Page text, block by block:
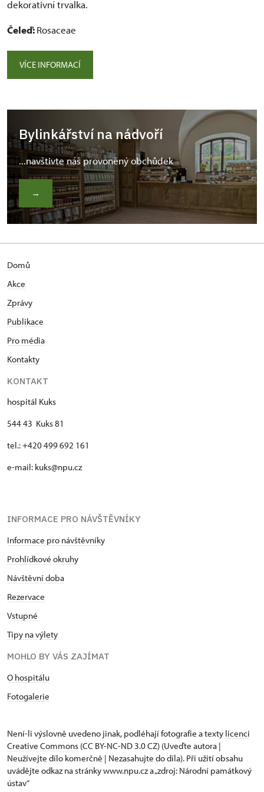
dekorativní trvalka.
Čeleď:Rosaceae
VÍCE INFORMACÍ
Bylinkářství na nádvoří
...navštivte náš provoněný obchůdek
→
Domů
Akce
Zprávy
Publikace
Pro média
Kontakty
KONTAKT
hospitál Kuks
544 43 Kuks 81
tel.: +420 499 692 161
e-mail: kuks@npu.cz
INFORMACE PRO NÁVŠTĚVNÍKY
Informace pro návštěvníky
Prohlídkové okruhy
Návštěvní doba
Rezervace
Vstupné
Tipy na výlety
MOHLO BY VÁS ZAJÍMAT
O hospitálu
Fotogalerie
Není-li výslovně uvedeno jinak, podléhají fotografie a texty licenci
Creative Commons (CC BY-NC-ND 3.0 CZ) (Uveďte autora |
Neužívejte dílo komerčně | Nezasahujte do díla). Při užití obsahu
uvádějte odkaz na stránky www.npu.cz a „zdroj: Národní památkový
ústav“